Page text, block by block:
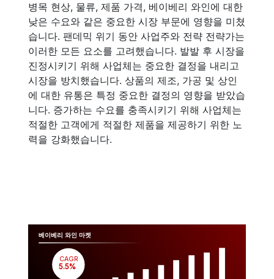
병목 현상, 물류, 제품 가격, 베이베리 와인에 대한
낮은 수요와 같은 중요한 시장 부문에 영향을 미쳤
습니다. 팬데믹 위기 동안 사업주와 전략 전략가는
이러한 모든 요소를 고려했습니다. 발발 후 시장을
진정시키기 위해 사업체는 중요한 결정을 내리고
시장을 방치했습니다. 상품의 제조, 가공 및 상인
에 대한 유통은 특정 중요한 결정의 영향을 받았습
니다. 증가하는 수요를 충족시키기 위해 사업체는
적절한 고객에게 적절한 제품을 제공하기 위한 노
력을 강화했습니다.
베이베리 와인 마켓
CAGR
5.5%